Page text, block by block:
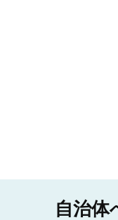
自治体